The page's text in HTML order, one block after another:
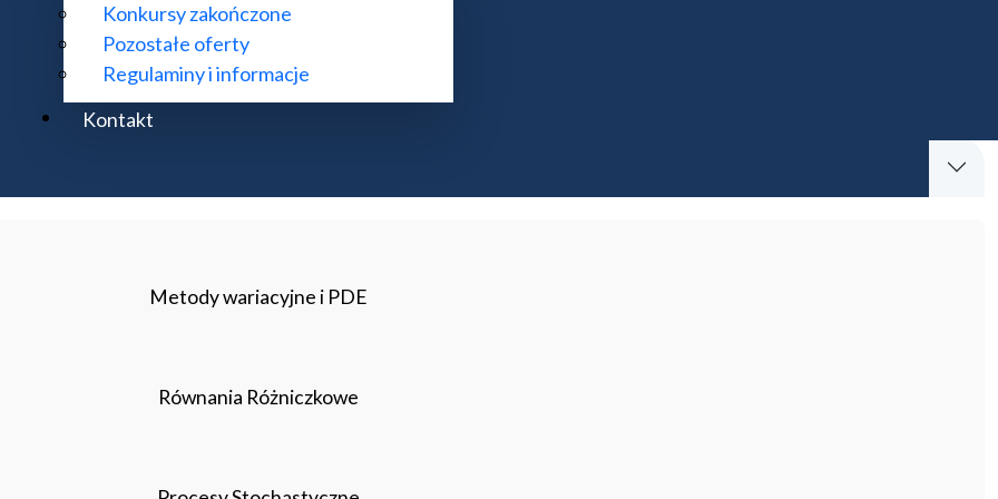
Konkursy zakończone
Pozostałe oferty
Regulaminy i informacje
Kontakt
Metody wariacyjne i PDE
Równania Różniczkowe